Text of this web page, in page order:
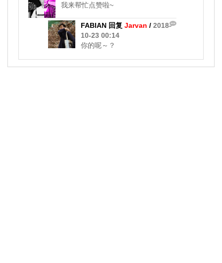
我来帮忙点赞啦~
FABIAN 回复 Jarvan / 2018-
10-23 00:14
你的呢～？